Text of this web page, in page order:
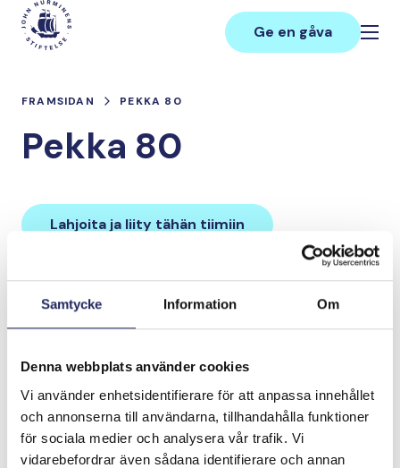
Samtycke Information Om
Denna webbplats använder cookies
Vi använder enhetsidentifierare för att anpassa innehållet
och annonserna till användarna, tillhandahålla funktioner
för sociala medier och analysera vår trafik. Vi
vidarebefordrar även sådana identifierare och annan
Hoppa
innehåll
Main
Ge en gåva
FRAMSIDAN PEKKA 80
Pekka 80
Lahjoita ja liity tähän tiimiin
Tiimin lahjoitukset yhteensä:
Tiimille tehdyt
lahjoitukset